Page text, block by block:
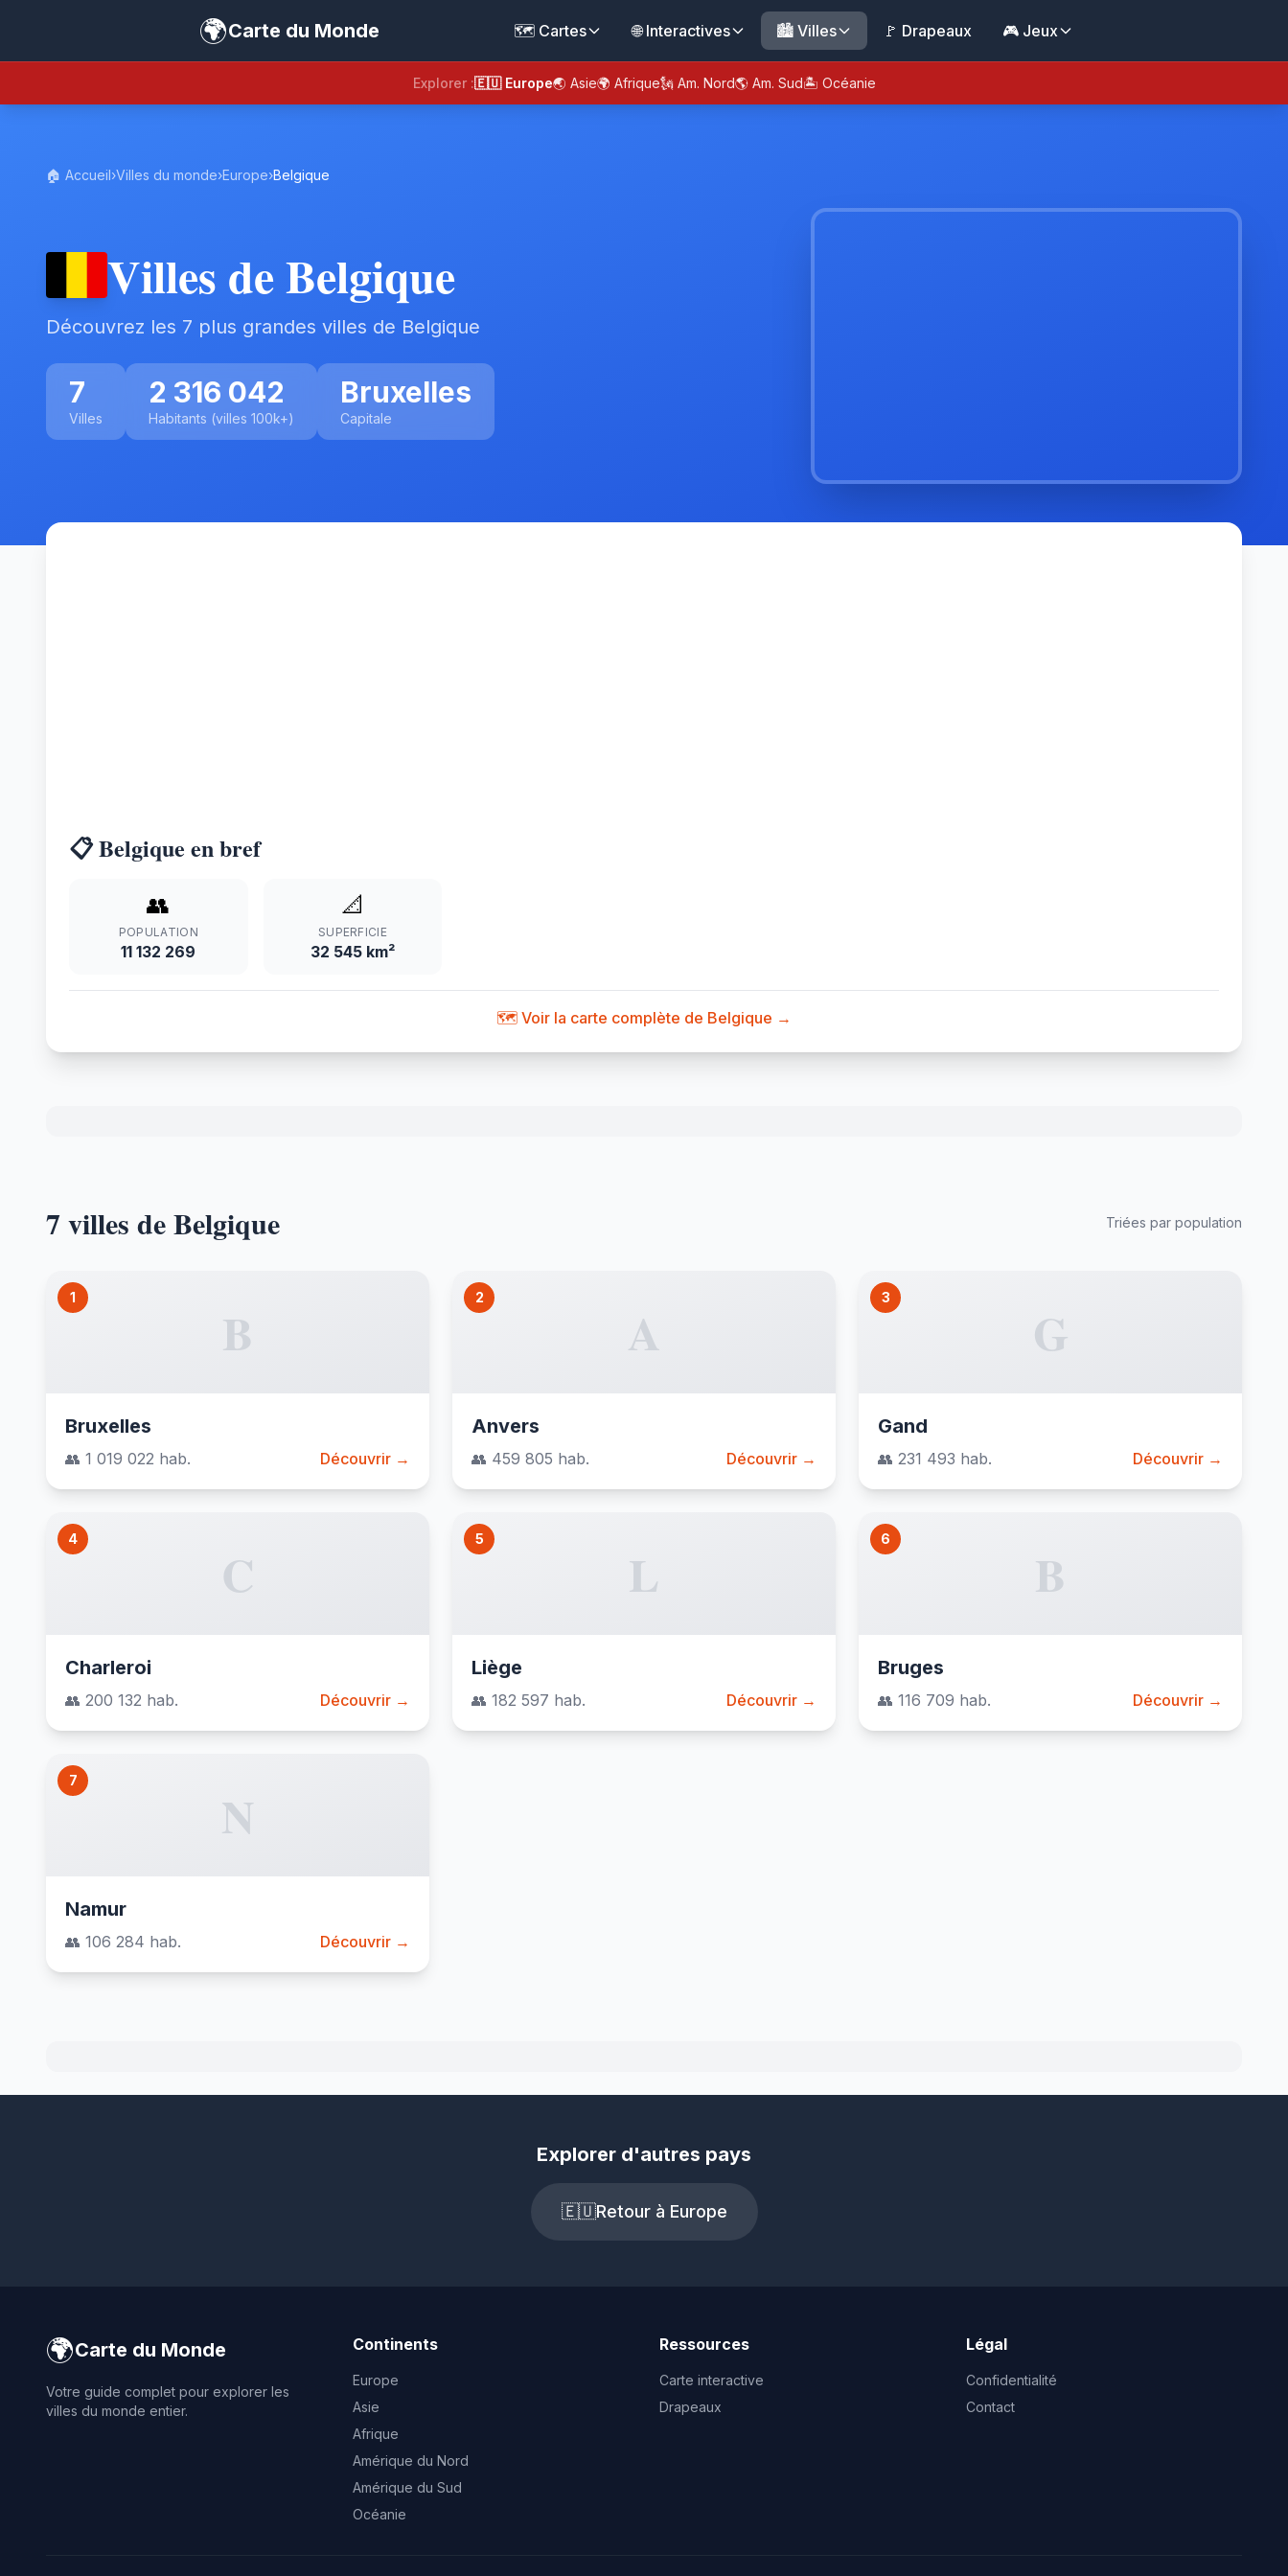
🌍Carte du Monde 🗺️ Cartes 🌐 Interactives 🏙️ Villes 🚩 Drapeaux 🎮 Jeux
Explorer :🇪🇺 Europe🌏 Asie🌍 Afrique🗽 Am. Nord🌎 Am. Sud🏝️ Océanie
🏠 Accueil›Villes du monde›Europe›Belgique
Villes de Belgique
Découvrez les 7 plus grandes villes de Belgique
7
Villes
2 316 042
Habitants (villes 100k+)
Bruxelles
Capitale
📋 Belgique en bref
👥
POPULATION
11 132 269
📐
SUPERFICIE
32 545 km²
🗺️ Voir la carte complète de Belgique →
7 villes de Belgique Triées par population
1
B
Bruxelles
👥 1 019 022 hab. Découvrir →
2
A
Anvers
👥 459 805 hab. Découvrir →
3
G
Gand
👥 231 493 hab. Découvrir →
4
C
Charleroi
👥 200 132 hab. Découvrir →
5
L
Liège
👥 182 597 hab. Découvrir →
6
B
Bruges
👥 116 709 hab. Découvrir →
7
N
Namur
👥 106 284 hab. Découvrir →
Explorer d'autres pays
🇪🇺Retour à Europe
🌍Carte du Monde
Votre guide complet pour explorer les
villes du monde entier.
Continents
Europe
Asie
Afrique
Amérique du Nord
Amérique du Sud
Océanie
Ressources
Carte interactive
Drapeaux
Légal
Confidentialité
Contact